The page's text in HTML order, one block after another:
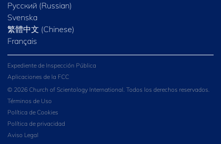
Русский (Russian)
Svenska
繁體中文 (Chinese)
Français
Expediente de Inspección Pública
Aplicaciones de la FCC
© 2026 Church of Scientology International. Todos los derechos reservados.
Términos de Uso
Política de Cookies
Política de privacidad
Aviso Legal